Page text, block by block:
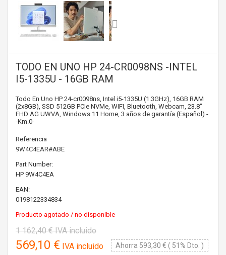
TODO EN UNO HP 24-CR0098NS -INTEL
I5-1335U - 16GB RAM
Todo En Uno HP 24-cr0098ns, Intel i5-1335U (1.3GHz), 16GB RAM
(2x8GB), SSD 512GB PCIe NVMe, WIFI, Bluetooth, Webcam, 23.8"
FHD AG UWVA, Windows 11 Home, 3 años de garantía (Español) -
-Km.0-
Referencia
9W4C4EAR#ABE
Part Number:
HP 9W4C4EA
EAN:
0198122334834
Producto agotado / no disponible
1 162,40 €IVA incluido
569,10 € IVA incluido Ahorra 593,30 € ( 51% Dto. )